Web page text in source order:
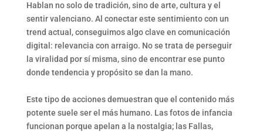
Hablan no solo de tradición, sino de arte, cultura y el
sentir valenciano. Al conectar este sentimiento con un
trend actual, conseguimos algo clave en comunicación
digital: relevancia con arraigo. No se trata de perseguir
la viralidad por sí misma, sino de encontrar ese punto
donde tendencia y propósito se dan la mano.
Este tipo de acciones demuestran que el contenido más
potente suele ser el más humano. Las fotos de infancia
funcionan porque apelan a la nostalgia; las Fallas,